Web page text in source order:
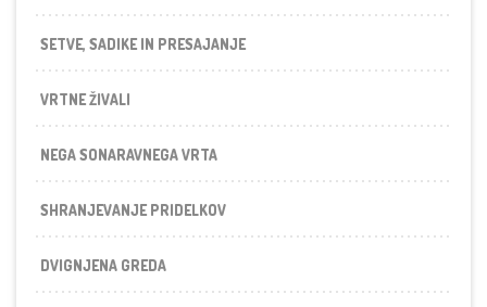
SETVE, SADIKE IN PRESAJANJE
VRTNE ŽIVALI
NEGA SONARAVNEGA VRTA
SHRANJEVANJE PRIDELKOV
DVIGNJENA GREDA